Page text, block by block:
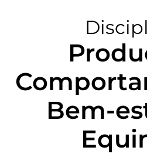
Bem-